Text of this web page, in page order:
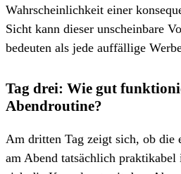
Wahrscheinlichkeit einer
Sicht kann dieser unscheinbare
bedeuten als jede auffällige
Tag drei: Wie gut
Abendroutine?
Am dritten Tag zeigt sich, ob die
am Abend tatsächlich